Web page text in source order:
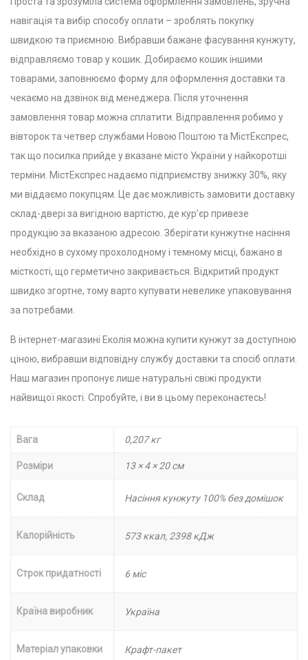
навігація та вибір способу оплати – зроблять покупку
швидкою та приємною. Вибравши бажане фасування кунжуту,
відправляємо товар у кошик. Добираємо кошик іншими
товарами, заповнюємо форму для оформлення доставки та
чекаємо на дзвінок від менеджера. Після уточнення
замовлення товар можна сплатити. Відправлення робимо у
вівторок та четвер службами Новою Поштою та МістЕкспрес,
так що посилка прийде у вказане місто України у найкоротші
терміни. МістЕкспрес надаємо підприємству знижку 30%, яку
ми віддаємо покупцям. Це дає можливість замовити доставку
склад-двері за вигідною вартістю, де кур’єр привезе
продукцію за вказаною адресою. Зберігати кунжутне насіння
необхідно в сухому прохолодному і темному місці, бажано в
місткості, що герметично закривається. Відкритий продукт
швидко згортне, тому варто купувати невелике упаковування
за потребами.
В інтернет-магазині Еколія можна купити кунжут за доступною
ціною, вибравши відповідну службу доставки та спосіб оплати.
Наш магазин пропонує лише натуральні свіжі продукти
найвищої якості. Спробуйте, і ви в цьому переконаєтесь!
Вага 0,207 кг
Розміри 13 × 4 × 20 см
Склад Насіння кунжуту 100% без домішок
Калорійність 573 ккал, 2398 кДж
Строк придатності 6 міс
Країна виробник Україна
Матеріал упаковки Крафт-пакет